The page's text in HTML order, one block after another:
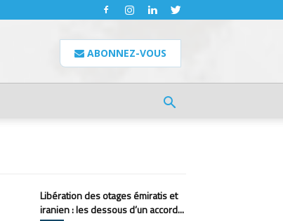
ABONNEZ-VOUS
Libération des otages émiratis et
iranien : les dessous d’un accord...